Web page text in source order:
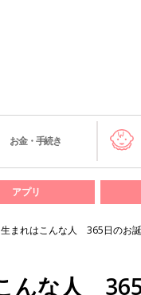
お金・手続き
アプリ
まれはこんな人 365日のお誕
んな人